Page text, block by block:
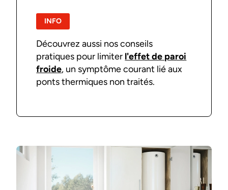
INFO
Découvrez aussi nos conseils
pratiques pour limiter l'effet de paroi
froide, un symptôme courant lié aux
ponts thermiques non traités.